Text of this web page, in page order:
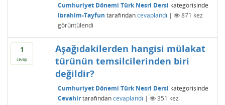
Cumhuriyet Dönemi Türk Nesri Dersi kategorisinde
ibrahim-Tayfun tarafından cevaplandı | 871 kez
görüntülendi
1
cevap
Aşağıdakilerden hangisi mülakat
türünün temsilcilerinden biri
değildir?
Cumhuriyet Dönemi Türk Nesri Dersi kategorisinde
Cevahir tarafından cevaplandı | 351 kez